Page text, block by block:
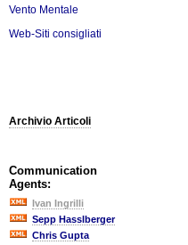
Vento Mentale
Web-Siti consigliati
Archivio Articoli
Communication
Agents:
Ivan Ingrilli
Sepp Hasslberger
Chris Gupta